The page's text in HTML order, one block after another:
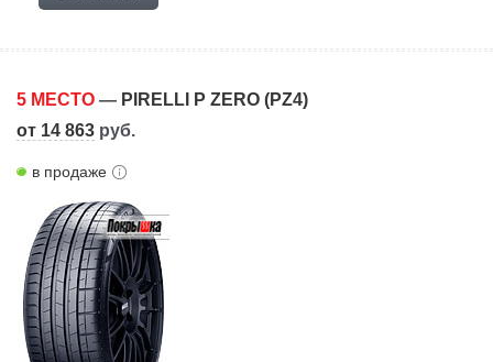
5 МЕСТО — PIRELLI P ZERO (PZ4)
от 14 863 руб.
в продаже